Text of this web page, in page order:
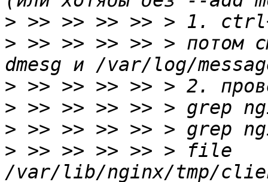
>
> >> >> >> >> > потом
>
>
>
> >> >> >> >> > file